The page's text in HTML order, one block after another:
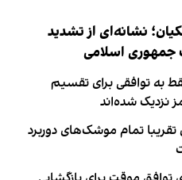
نشانه‌ای از تشدید
جمهوری اسلامی
به توافقی برای تقسیم
نزدیک شده‌اند
تقریبا تمام موشک‌های دوربرد